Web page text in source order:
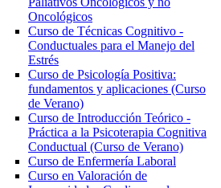
Oncológicos
Curso de Técnicas Cognitivo -
Conductuales para el Manejo del
Estrés
Curso de Psicología Positiva:
fundamentos y aplicaciones (Curso
de Verano)
Curso de Introducción Teórico -
Práctica a la Psicoterapia Cognitiva
Conductual (Curso de Verano)
Curso de Enfermería Laboral
Curso en Valoración de